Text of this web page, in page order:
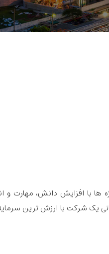
با افزایش دانش، مهارت و
شرکت با ارزش ترین